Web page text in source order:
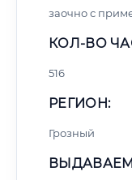
заочно с
КОЛ-ВО
516
РЕГИОН:
Грозный